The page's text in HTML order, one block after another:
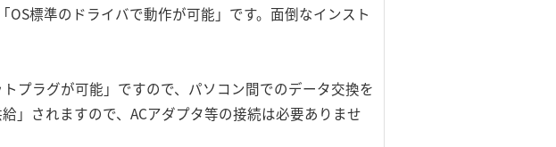
OS標準のドライバで動作が可能」です。面倒なインスト
プラグが可能」ですので、パソコン間でのデータ交換を
」されますので、ACアダプタ等の接続は必要ありませ